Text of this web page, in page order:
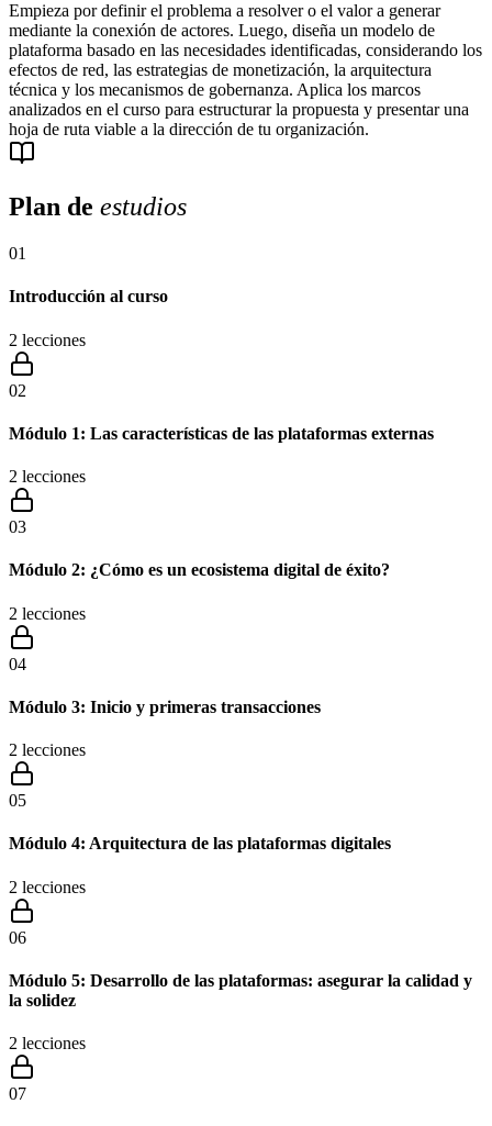
Empieza por definir el problema a resolver o el valor a generar
mediante la conexión de actores. Luego, diseña un modelo de
plataforma basado en las necesidades identificadas, considerando los
efectos de red, las estrategias de monetización, la arquitectura
técnica y los mecanismos de gobernanza. Aplica los marcos
analizados en el curso para estructurar la propuesta y presentar una
hoja de ruta viable a la dirección de tu organización.
Plan de estudios
01
Introducción al curso
2 lecciones
02
Módulo 1: Las características de las plataformas externas
2 lecciones
03
Módulo 2: ¿Cómo es un ecosistema digital de éxito?
2 lecciones
04
Módulo 3: Inicio y primeras transacciones
2 lecciones
05
Módulo 4: Arquitectura de las plataformas digitales
2 lecciones
06
Módulo 5: Desarrollo de las plataformas: asegurar la calidad y
la solidez
2 lecciones
07